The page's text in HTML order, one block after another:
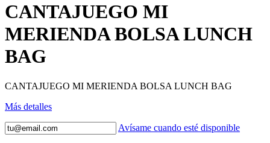
CANTAJUEGO MI
MERIENDA BOLSA LUNCH
BAG
CANTAJUEGO MI MERIENDA BOLSA LUNCH BAG
Más detalles
Avísame cuando esté disponible